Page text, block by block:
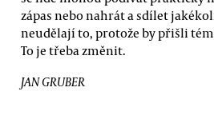
zápas nebo nahrát a sdílet
neudělají to, protože by přišli
To je třeba změnit.
JAN GRUBER